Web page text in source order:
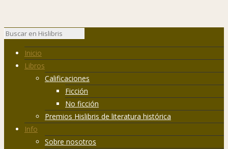
Inicio
Libros
Calificaciones
Ficción
No ficción
Premios Hislibris de literatura histórica
Info
Sobre nosotros